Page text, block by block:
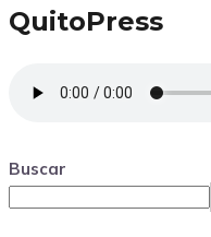
QuitoPress
Buscar